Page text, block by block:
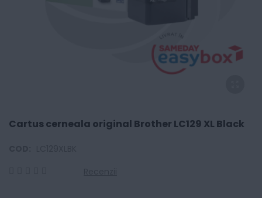
Cartus cerneala original Brother LC129 XL Black